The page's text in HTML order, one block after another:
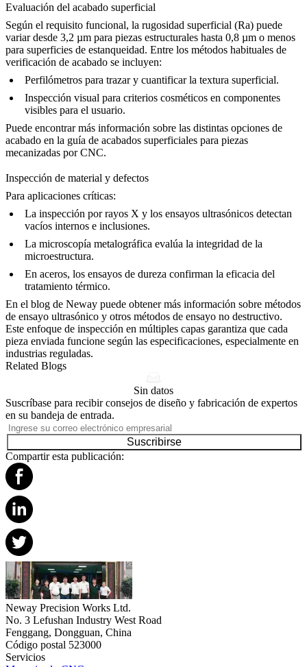
Evaluación del acabado superficial
Según el requisito funcional, la rugosidad superficial (Ra) puede
variar desde 3,2 µm para piezas estructurales hasta 0,8 µm o menos
para superficies de estanqueidad. Entre los métodos habituales de
verificación de acabado se incluyen:
Perfilómetros para trazar y cuantificar la textura superficial.
Inspección visual para criterios cosméticos en componentes
visibles para el usuario.
Puede encontrar más información sobre las distintas opciones de
acabado en la guía de acabados superficiales para piezas
mecanizadas por CNC.
Inspección de material y defectos
Para aplicaciones críticas:
La inspección por rayos X y los ensayos ultrasónicos detectan
vacíos internos e inclusiones.
La microscopía metalográfica evalúa la integridad de la
microestructura.
En aceros, los ensayos de dureza confirman la eficacia del
tratamiento térmico.
En el blog de Neway puede obtener más información sobre métodos
de ensayo ultrasónico y otros métodos de ensayo no destructivo.
Este enfoque de inspección en múltiples capas garantiza que cada
pieza enviada funcione según las especificaciones, especialmente en
industrias reguladas.
Related Blogs
Sin datos
Suscríbase para recibir consejos de diseño y fabricación de expertos
en su bandeja de entrada.
Suscribirse
Compartir esta publicación:
Neway Precision Works Ltd.
No. 3 Lefushan Industry West Road
Fenggang, Dongguan, China
Código postal 523000
Servicios